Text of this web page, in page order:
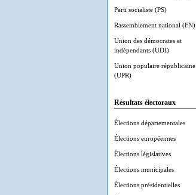
Parti socialiste (PS)
Rassemblement national (FN)
Union des démocrates et
indépendants (UDI)
Union populaire républicaine
(UPR)
Résultats électoraux
Élections départementales
Élections européennes
Élections législatives
Élections municipales
Élections présidentielles